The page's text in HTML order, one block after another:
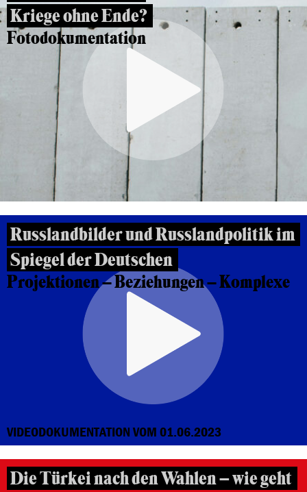
Kriege ohne Ende?
Fotodokumentation
Russlandbilder und Russlandpolitik im
Spiegel der Deutschen
Projektionen – Beziehungen – Komplexe
VIDEODOKUMENTATION VOM 01.06.2023
Die Türkei nach den Wahlen – wie geht